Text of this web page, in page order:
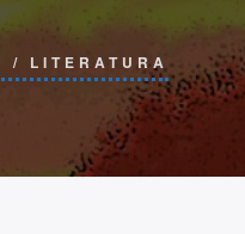
/ LITERATURA